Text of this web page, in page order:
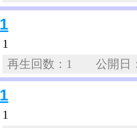
1
1
再生回数：1 公開
1
1